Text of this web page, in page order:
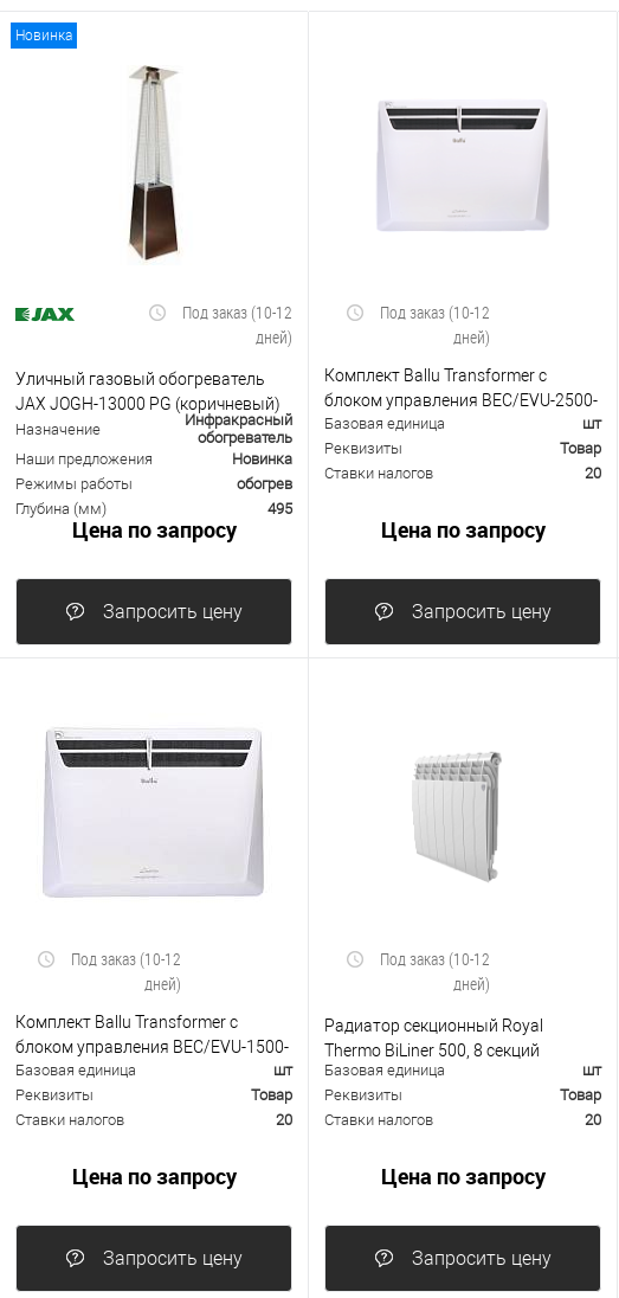
Новинка
Под заказ (10-12
дней)
Уличный газовый обогреватель
JAX JOGH-13000 PG (коричневый)
Назначение
Инфракрасный
обогреватель
Наши предложения
Новинка
Режимы работы
обогрев
Глубина (мм)
495
Цена по запросу
Запросить цену
Под заказ (10-12
дней)
Комплект Ballu Transformer с
блоком управления BEC/EVU-2500-
I (инверторный)
Базовая единица
шт
Реквизиты
Товар
Ставки налогов
20
Цена по запросу
Запросить цену
Под заказ (10-12
дней)
Комплект Ballu Transformer с
блоком управления BEC/EVU-1500-
E
Базовая единица
шт
Реквизиты
Товар
Ставки налогов
20
Цена по запросу
Запросить цену
Под заказ (10-12
дней)
Радиатор секционный Royal
Thermo BiLiner 500, 8 секций
Базовая единица
шт
Реквизиты
Товар
Ставки налогов
20
Цена по запросу
Запросить цену